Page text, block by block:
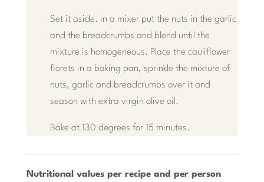
Set it aside. In a mixer put the nuts in the garlic
and the breadcrumbs and blend until the
mixture is homogeneous. Place the cauliflower
florets in a baking pan, sprinkle the mixture of
nuts, garlic and breadcrumbs over it and
season with extra virgin olive oil.
Bake at 130 degrees for 15 minutes.
Nutritional values ​​per recipe and per person